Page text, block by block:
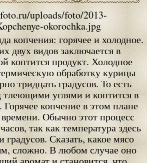
копчения: горячее и холодное.
двух видов заключается в
коптится продукт. Холодное
обработку курицы
тридцать градусов. То есть
тлеющими углями и коптится в
копчение в этом плане
Обычно этот процесс
так как температура здесь
градусов. Сказать, какое мясо
сложно. В любом случае оно